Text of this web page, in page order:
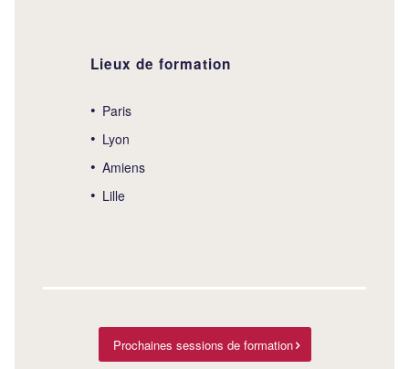
Lieux de formation
Paris
Lyon
Amiens
Lille
Prochaines sessions de formation